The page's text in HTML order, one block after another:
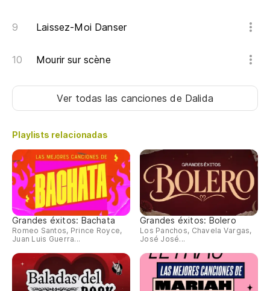
Laissez-Moi Danser
Mourir sur scène
Ver todas las cancionesde Dalida
Playlists relacionadas
Grandes éxitos: Bachata
Romeo Santos, Prince Royce,
Juan Luis Guerra...
Grandes éxitos: Bolero
Los Panchos, Chavela Vargas,
José José...